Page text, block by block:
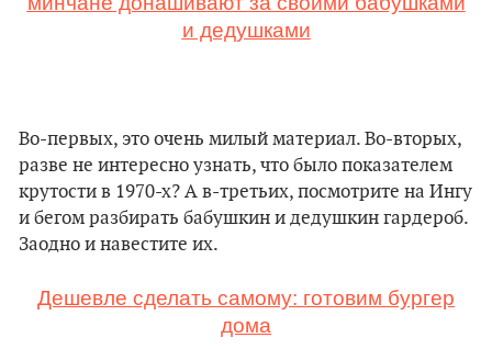
и дедушками
Во-первых, это очень милый материал. Во-вторых,
разве не интересно узнать, что было показателем
крутости в 1970-х? А в-третьих, посмотрите на Ингу
и бегом разбирать бабушкин и дедушкин гардероб.
Заодно и навестите их.
Дешевле сделать самому: готовим бургер
дома